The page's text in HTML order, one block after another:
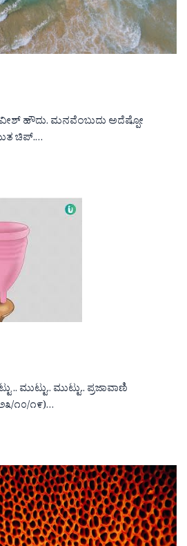
ಮನವೆಂಬುದು ಅದೆಷ್ಪೋ
ಚಿಪ್.…
.. ಮುಟ್ಟು.. ಮುಟ್ಟು.. ಪ್ರಜಾವಾಣಿ
೧೦/೧೯)…